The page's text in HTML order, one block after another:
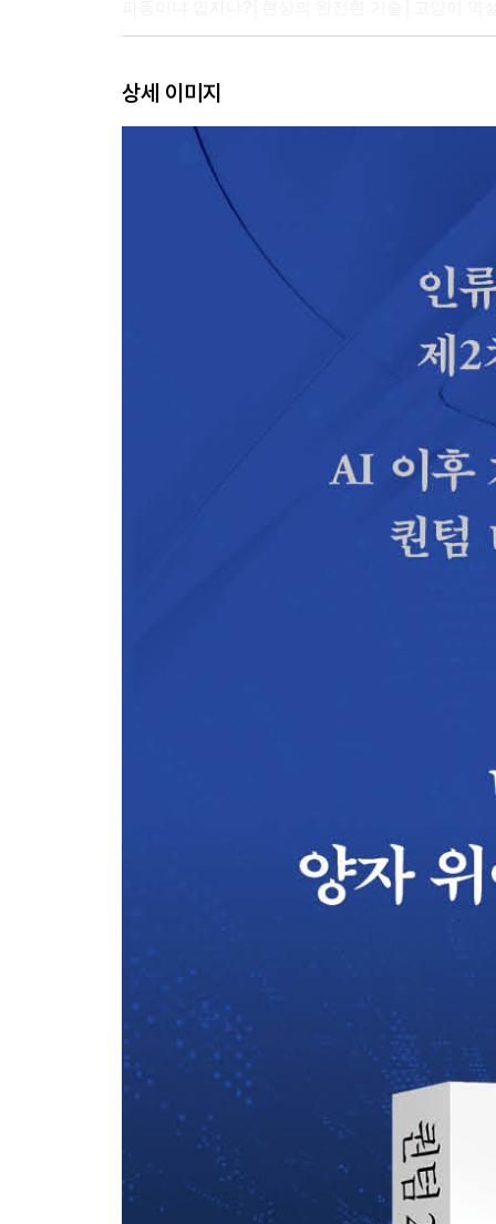
아인슈타인의 기괴한 사고실험│참고 1: 편광│얽
텔레파시│양자 2.0의 창세기│참고 3: 허풍쟁이의
2부 경이로운 신기술들
chapter 5 마법의 양자 정보
비트에서 큐비트로│아무것도 건드리지 마!│순간
인터넷│양자 AI: 두 혁명적 기술의 합병│참고 4: 양
우주에서 가장 정확한 시계?│양자 레이더│암
스핀│전자공학에서 스핀 공학으로│양자 신경과
생명이란 무엇인가?│광합성: 광자 수확하기│어
chapter 10 여전히 더 기묘한
짖지 않았던 개│시간 역행? 과거 광자의 유령│과
chapter 11 이 모든 것 이해하기
양자 세계가 궁극의 실재인가?│양자역학이 실패
우주│누가 다른 세계들을 엿볼 수 있을까?│우리의
감사의 말
옮긴이의 말
참고문헌
미주
찾아보기
상세 이미지